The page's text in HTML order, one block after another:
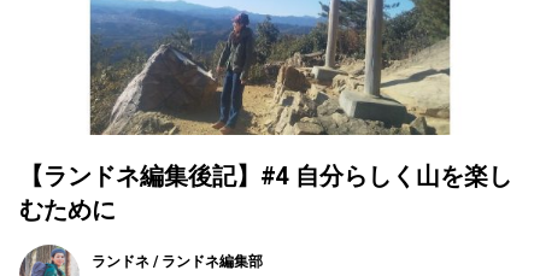
【ランドネ編集後記】#4 自分らしく山を楽し
むために
ランドネ / ランドネ編集部